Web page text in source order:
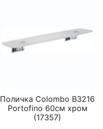
Поличка Colombo B3216
Portofino 60см хром
(17357)